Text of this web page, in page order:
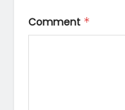
Comment *